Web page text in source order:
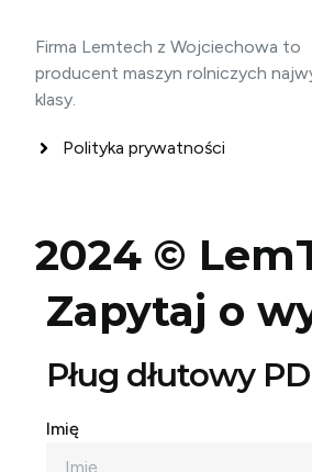
Firma Lemtech z Wojciechowa to
producent maszyn rolniczych
klasy.
Polityka prywatności
2024 ©
Zapytaj o
Pług dłutowy
Imię